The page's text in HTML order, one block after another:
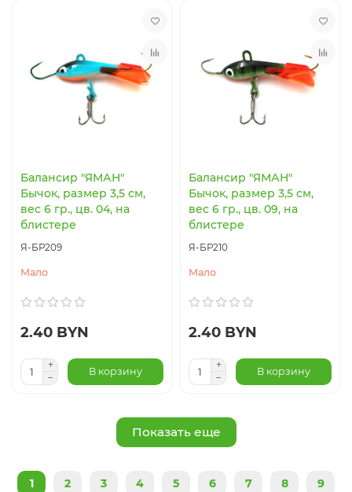
Балансир "ЯМАН"
Бычок, размер 3,5 см,
вес 6 гр., цв. 04, на
блистере
Я-БР209
Мало
2.40 BYN
В корзину
Балансир "ЯМАН"
Бычок, размер 3,5 см,
вес 6 гр., цв. 09, на
блистере
Я-БР210
Мало
2.40 BYN
В корзину
Показать еще
1 2 3 4 5 6 7 8 9